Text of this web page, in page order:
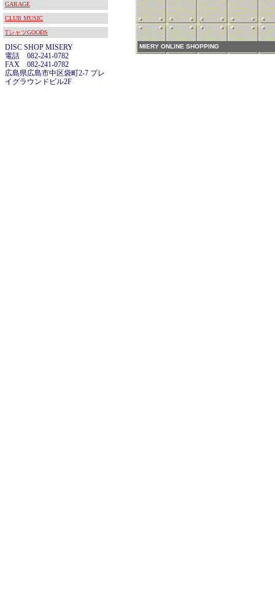
GARAGE
CLUB MUSIC
TシャツGOODS
DISC SHOP MISERY
電話 082-241-0782
FAX 082-241-0782
広島県広島市中区袋町2-7 プレ
イグラウンドビル2F
MIERY ONLINE SHOPPING